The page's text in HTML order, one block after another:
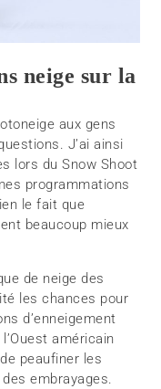
neige sur la
aux gens
J’ai ainsi
lors du Snow Shoot
programmations
le fait que
beaucoup mieux
de neige des
les chances pour
d’enneigement
américain
peaufiner les
embrayages.